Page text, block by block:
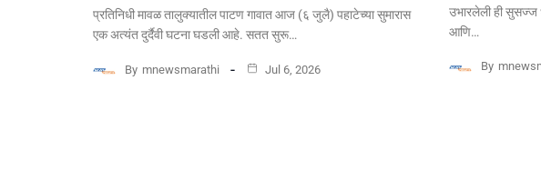
​प्रतिनिधी मावळ तालुक्यातील पाटण गावात आज (६ जुलै) पहाटेच्या सुमारास
एक अत्यंत दुर्दैवी घटना घडली आहे. सतत सुरू…
By mnewsmarathi Jul 6, 2026
उभारलेली ही सुसज्ज
आणि…
By